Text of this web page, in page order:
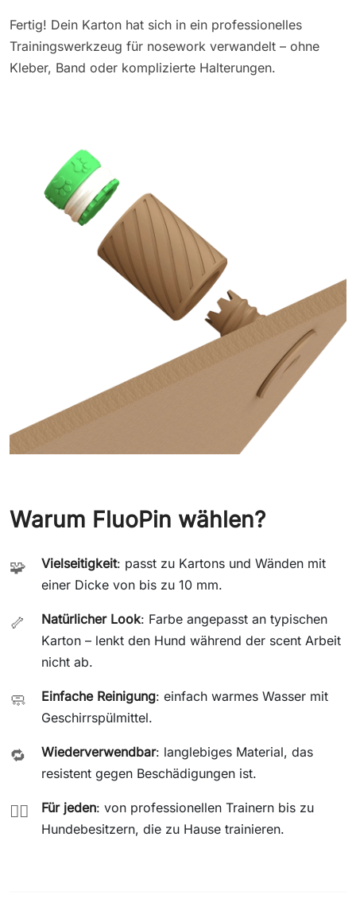
Fertig! Dein Karton hat sich in ein professionelles
Trainingswerkzeug für nosework verwandelt – ohne
Kleber, Band oder komplizierte Halterungen.
Warum FluoPin wählen?
🧩 Vielseitigkeit: passt zu Kartons und Wänden mit
einer Dicke von bis zu 10 mm.
🦴 Natürlicher Look: Farbe angepasst an typischen
Karton – lenkt den Hund während der scent Arbeit
nicht ab.
🧼 Einfache Reinigung: einfach warmes Wasser mit
Geschirrspülmittel.
🔁 Wiederverwendbar: langlebiges Material, das
resistent gegen Beschädigungen ist.
🐕‍🦺 Für jeden: von professionellen Trainern bis zu
Hundebesitzern, die zu Hause trainieren.